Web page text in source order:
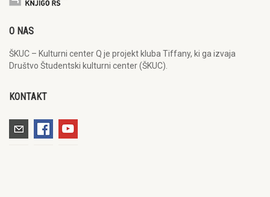
O NAS
ŠKUC – Kulturni center Q je projekt kluba Tiffany, ki ga izvaja
Društvo Študentski kulturni center (ŠKUC).
KONTAKT